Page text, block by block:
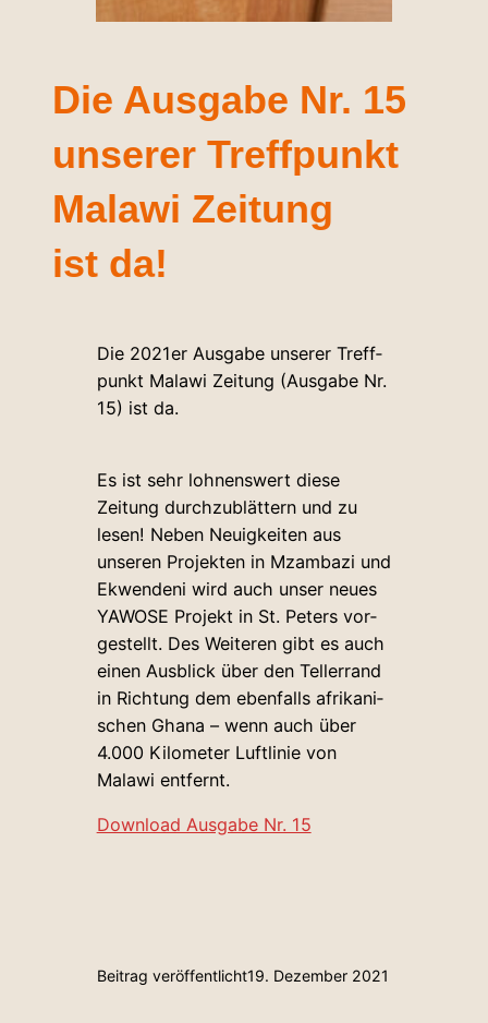
Die Ausgabe Nr. 15
unserer Treff­punkt
Malawi Zeitung
ist da!
Die 2021er Ausgabe unserer Treff­
punkt Malawi Zeitung (Ausgabe Nr.
15) ist da.
Es ist sehr loh­nenswert diese
Zeitung durch­zu­blättern und zu
lesen! Neben Neu­ig­keiten aus
unseren Pro­jekten in Mzambazi und
Ekwendeni wird auch unser neues
YAWOSE Projekt in St. Peters vor­
ge­stellt. Des Wei­teren gibt es auch
einen Aus­blick über den Tel­lerrand
in Richtung dem eben­falls afri­ka­ni­
schen Ghana – wenn auch über
4.000 Kilo­meter Luft­linie von
Malawi entfernt.
Download Ausgabe Nr. 15
Beitrag veröffentlicht19. Dezember 2021